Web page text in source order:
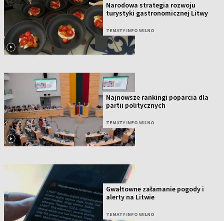
Narodowa strategia rozwoju
turystyki gastronomicznej Litwy
TEMATY INFO WILNO
Najnowsze rankingi poparcia dla
partii politycznych
TEMATY INFO WILNO
Gwałtowne załamanie pogody i
alerty na Litwie
TEMATY INFO WILNO